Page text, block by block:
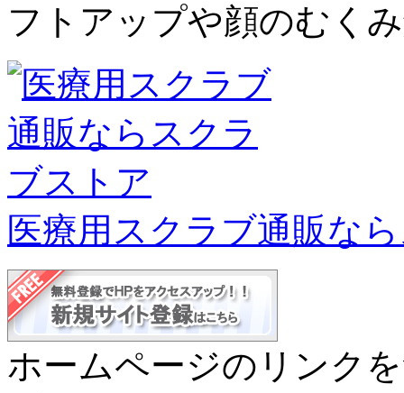
フトアップや顔のむく
医療用スクラブ通販な
ホームページのリンク